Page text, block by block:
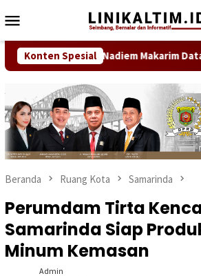
ke
kontenMobile
Konten Spesial
Perdana Nadiem Makarim
Beranda Ruang Kota Samarinda
Perumdam Tirta
Samarinda Siap
Minum Kemasan
Admin